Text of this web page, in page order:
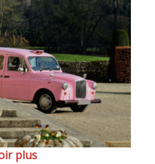
plus